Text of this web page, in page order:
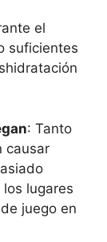
el
suficientes
: Tanto
causar
lugares
juego en